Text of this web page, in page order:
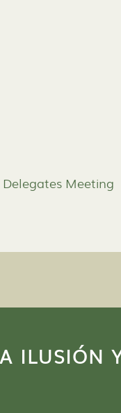
Delegates Meeting
ILUSIÓN